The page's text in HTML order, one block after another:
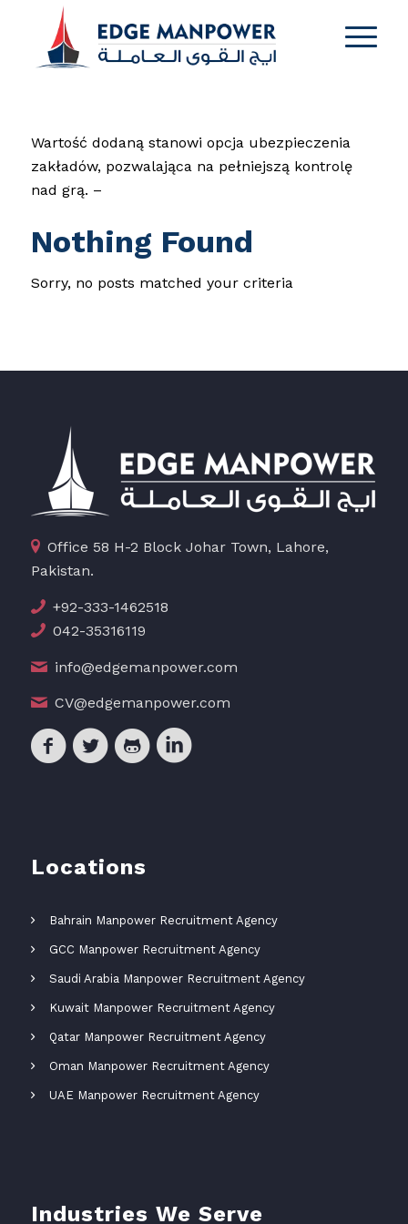
Wartość dodaną stanowi opcja ubezpieczenia
zakładów, pozwalająca na pełniejszą kontrolę
nad grą. –
Nothing Found
Sorry, no posts matched your criteria
Office 58 H-2 Block Johar Town, Lahore,
Pakistan.
+92-333-1462518
042-35316119
info@edgemanpower.com
CV@edgemanpower.com
Locations
Bahrain Manpower Recruitment Agency
GCC Manpower Recruitment Agency
Saudi Arabia Manpower Recruitment Agency
Kuwait Manpower Recruitment Agency
Qatar Manpower Recruitment Agency
Oman Manpower Recruitment Agency
UAE Manpower Recruitment Agency
Industries We Serve